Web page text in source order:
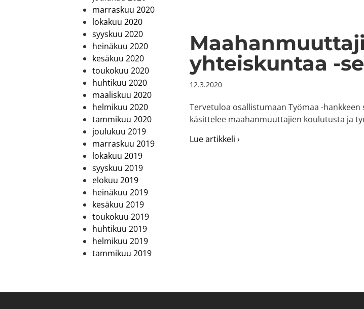
marraskuu 2020
lokakuu 2020
syyskuu 2020
heinäkuu 2020
kesäkuu 2020
toukokuu 2020
huhtikuu 2020
maaliskuu 2020
helmikuu 2020
tammikuu 2020
joulukuu 2019
marraskuu 2019
lokakuu 2019
syyskuu 2019
elokuu 2019
heinäkuu 2019
kesäkuu 2019
toukokuu 2019
huhtikuu 2019
helmikuu 2019
tammikuu 2019
yhteiskuntaa -
12.3.2020
Tervetuloa osallistumaan Työmaa -
käsittelee maahanmuuttajien koulutusta ja
Lue artikkeli ›